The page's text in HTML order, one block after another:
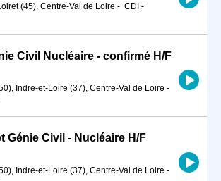
(45), Centre-Val de Loire - CDI -
Civil Nucléaire - confirmé H/F
Indre-et-Loire (37), Centre-Val de Loire -
Génie Civil - Nucléaire H/F
Indre-et-Loire (37), Centre-Val de Loire -